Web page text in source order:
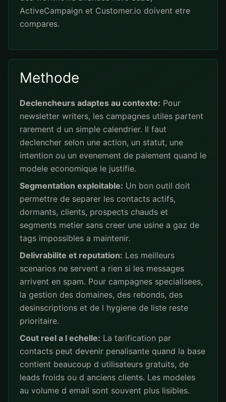
ActiveCampaign et Customer.io doivent etre
compares.
Methode
Declencheurs adaptes au contexte: Pour
newsletter writers, les campagnes utiles partent
rarement d un simple calendrier. Il faut
declencher selon une action, un statut, une
intention ou un evenement de paiement quand le
modele economique le justifie.
Segmentation exploitable: Un bon outil doit
permettre de separer les contacts actifs,
dormants, clients, prospects chauds et
segments metier sans creer une usine a gaz de
tags impossibles a maintenir.
Delivrabilite et reputation: Les meilleurs
scenarios ne servent a rien si les messages
arrivent en spam. Pour campagnes specialisees,
la gestion des domaines, des rebonds, des
desinscriptions et de l hygiene de liste reste
prioritaire.
Cout reel a l echelle: La tarification par
contacts peut devenir penalisante quand la base
contient beaucoup d utilisateurs gratuits, de
leads froids ou d anciens clients. Les modeles
au volume d email sont souvent plus lisibles.